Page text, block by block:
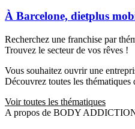
À Barcelone, dietplus
Recherchez une franchise par
Trouvez le secteur de vos rêves !
Vous souhaitez ouvrir une
Découvrez toutes les thématiques
Voir toutes les thématiques
A propos de BODY